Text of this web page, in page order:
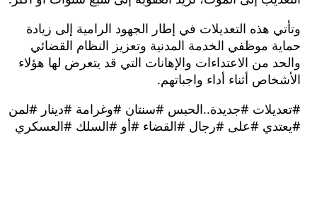
هذه التعديلات في إطار الجهود الرامية إلى زيادة
موظفي الخدمة المدنية وتعزيز النظام القضائي
من الاعتداءات والإهانات التي قد يتعرض لها هؤلاء
أثناء أداء واجباتهم.
#جديدة..الحبس #سنتان #وغرامة #دينار #لمن
#على #رجال #القضاء #أو #السلك #العسكري